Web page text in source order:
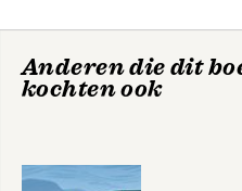
Anderen die dit
kochten ook